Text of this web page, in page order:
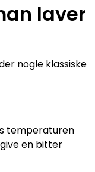
laver
nogle klassiske
temperaturen
en bitter